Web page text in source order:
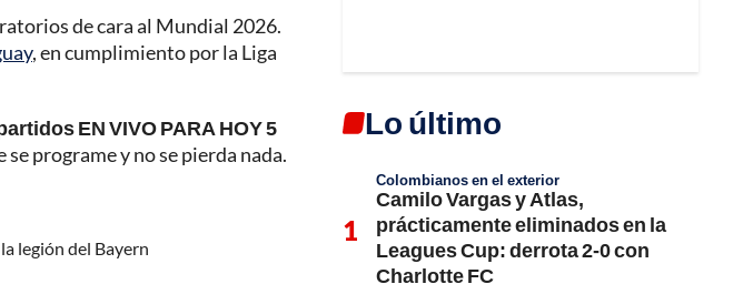
de cara al Mundial 2026.
, en cumplimiento por la Liga
EN VIVO PARA HOY 5
programe y no se pierda nada.
legión del Bayern
Lo último
Colombianos en el exterior
Camilo Vargas y Atlas,
prácticamente eliminados en la
Leagues Cup: derrota 2-0 con
Charlotte FC